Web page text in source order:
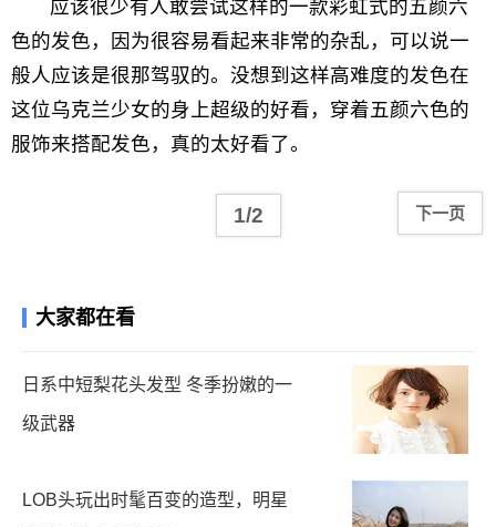
应该很少有人敢尝试这样的一款彩虹式的五颜六
色的发色，因为很容易看起来非常的杂乱，可以说一
般人应该是很那驾驭的。没想到这样高难度的发色在
这位乌克兰少女的身上超级的好看，穿着五颜六色的
服饰来搭配发色，真的太好看了。
1/2 下一页
大家都在看
日系中短梨花头发型 冬季扮嫩的一
级武器
LOB头玩出时髦百变的造型，明星